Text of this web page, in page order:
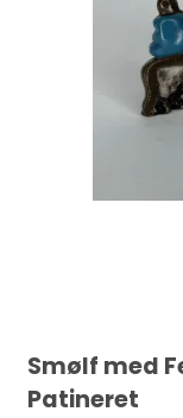
Smølf med
Patineret